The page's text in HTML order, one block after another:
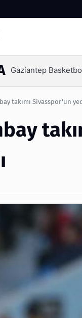
Memik Yılmaz,
takımı Sivasspor'un